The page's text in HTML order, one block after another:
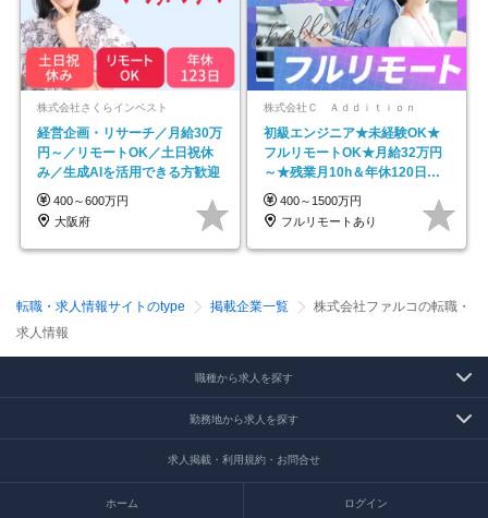
株式会社さくらインベスト
経営企画・リサーチ／月給30万
円～／リモートOK／土日祝休
み／生成AIを活用できる方歓迎
400～600万円
大阪府
株式会社Ｃ Ａｄｄｉｔｉｏｎ
初級エンジニア★未経験OK★
フルリモートOK★月給32万円
～★残業月10h＆年休120日以
上★副業可
400～1500万円
フルリモートあり
転職・求人情報サイトのtype 掲載企業一覧
株式会社ファルコの転職・
求人情報
職種から求人を探す
勤務地から求人を探す
求人掲載・利用規約・お問合せ
ホーム ログイン